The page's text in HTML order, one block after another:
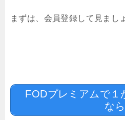
まずは、会員登録して見まし
FODプレミアムで１
なら